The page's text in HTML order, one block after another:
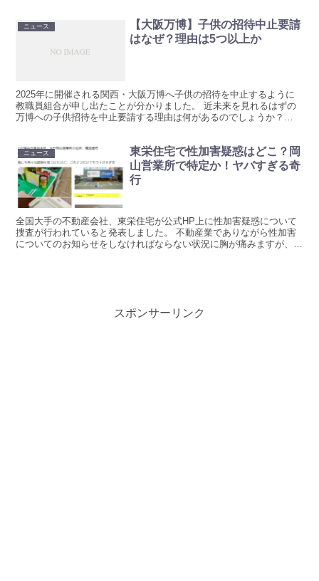
ニュース
【大阪万博】子供の招待中止要請
はなぜ？理由は5つ以上か
2025年に開催される関西・大阪万博へ子供の招待を中止するように
教職員組合が申し出たことが分かりました。 近未来を見れるはずの
万博への子供招待を中止要請する理由は何があるのでしょうか？
ニュース
東栄住宅で性加害疑惑はどこ？岡
山営業所で特定か！ヤバすぎる奇
行
全国大手の不動産会社、東栄住宅が公式HP上に性加害疑惑について
捜査が行われていると発表しました。 不動産業でありながら性加害
についてのお知らせをしなければならない状況に胸が痛みますが、
スポンサーリンク